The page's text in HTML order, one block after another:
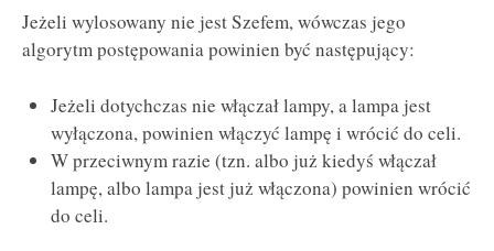
Jeżeli wylosowany nie jest Szefem, wówczas jego
algorytm postępowania powinien być następujący:
Jeżeli dotychczas nie włączał lampy, a lampa jest
wyłączona, powinien włączyć lampę i wrócić do celi.
W przeciwnym razie (tzn. albo już kiedyś włączał
lampę, albo lampa jest już włączona) powinien wrócić
do celi.